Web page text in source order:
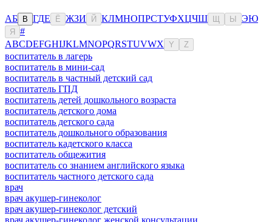
АБ В ГДЕ Ё ЖЗИ Й КЛМНОПРСТУФХЦЧШ Ы ЭЮ
Я
#
ABCDEFGHIJKLMNOPQRSTUVWX Y Z
воспитатель в лагерь
воспитатель в мини-сад
воспитатель в частный детский сад
воспитатель ГПД
воспитатель детей дошкольного возраста
воспитатель детского дома
воспитатель детского сада
воспитатель дошкольного образования
воспитатель кадетского класса
воспитатель общежития
воспитатель со знанием английского языка
воспитатель частного детского сада
врач
врач акушер-гинеколог
врач акушер-гинеколог детский
врач акушер-гинеколог женской консультации